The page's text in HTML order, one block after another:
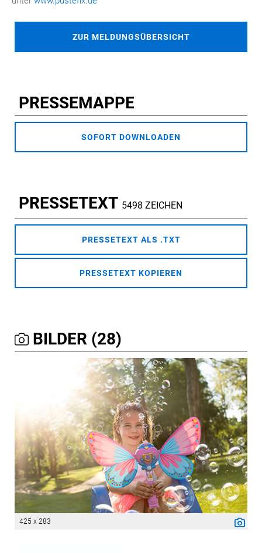
ZUR MELDUNGSÜBERSICHT
PRESSEMAPPE
SOFORT DOWNLOADEN
PRESSETEXT 5498 ZEICHEN
PRESSETEXT ALS .TXT
PRESSETEXT KOPIEREN
BILDER (28)
425 x 283